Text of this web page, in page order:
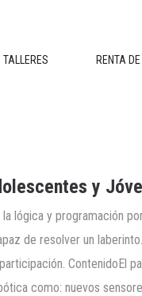
TALLERES RENTA
y
lógica y programación
de resolver un
ContenidoEl
como: nuevos